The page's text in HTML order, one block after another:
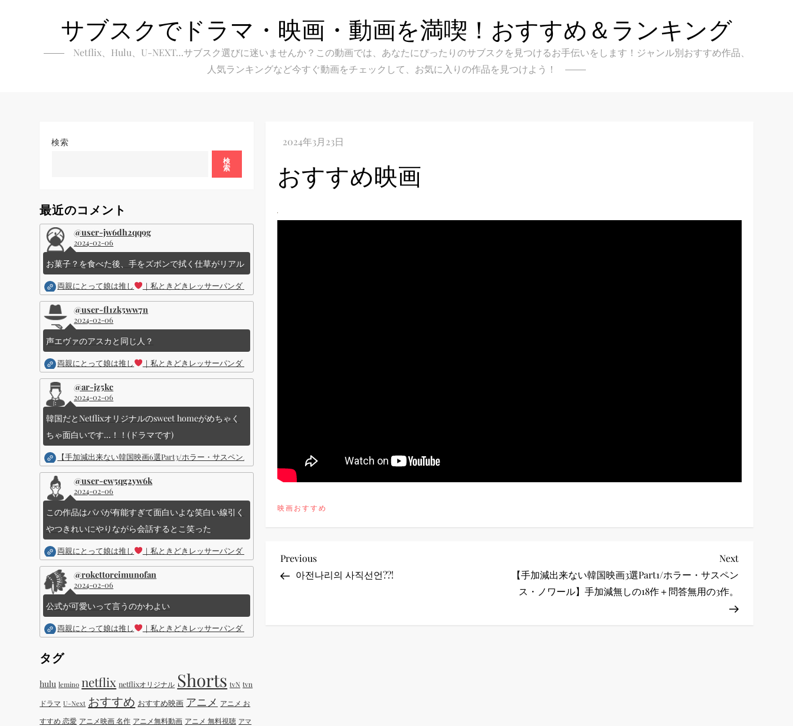
サブスクでドラマ・映画・動画を満喫！おすすめ＆ランキング
Netflix、Hulu、U-NEXT…サブスク選びに迷いませんか？この動画では、あなたにぴったりのサブスクを見つけるお手伝いをします！ジャンル別おすすめ作品、
人気ランキングなど今すぐ動画をチェックして、お気に入りの作品を見つけよう！
おすすめ映画
映画おすすめ
投
Previous
Post
Previous
아전나리의 사직선언??!
Next
Post
Next
【手加減出来ない韓国映画3選Part1/ホラー・サスペン
ス・ノワール】手加減無しの18作＋問答無用の3作。
検索
検
索
最近のコメント
@user-jw6dh2qq9g
2024-02-06
お菓子？を食べた後、手をズボンで拭く仕草がリアル
両親にとって娘は推し ｜私ときどきレッサーパンダ ｜Disney (ディズニープラス）
@user-fl1zk5ww7n
2024-02-06
声エヴァのアスカと同じ人？
両親にとって娘は推し ｜私ときどきレッサーパンダ ｜Disney (ディズニープラス）
@ar-jz5kc
2024-02-06
韓国だとNetflixオリジナルのsweet homeがめちゃく
ちゃ面白いです...！！(ドラマです)
【手加減出来ない韓国映画6選Part3/ホラー・サスペンス・ノワール】韓国至上の《最凶の悪》が登場する韓国映画。
@user-ew5qg2yw6k
2024-02-06
この作品はパパが有能すぎて面白いよな笑白い線引く
やつきれいにやりながら会話するとこ笑った
両親にとって娘は推し ｜私ときどきレッサーパンダ ｜Disney (ディズニープラス）
@rokettoreimunofan
2024-02-06
公式が可愛いって言うのかわよい
両親にとって娘は推し ｜私ときどきレッサーパンダ ｜Disney (ディズニープラス）
タグ
hulu lemino netflix netflixオリジナル Shorts tvN tvn
ドラマ U-Next おすすめ おすすめ映画 アニメ アニメ お
すすめ 恋愛 アニメ映画 名作 アニメ無料動画 アニメ 無料視聴 アマ